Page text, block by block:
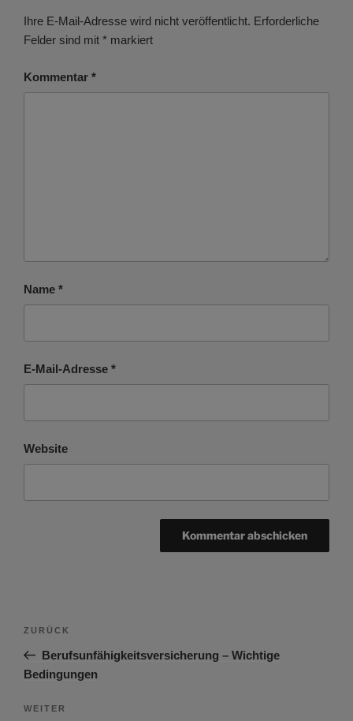
Ihre E-Mail-Adresse wird nicht veröffentlicht. Erforderliche
Felder sind mit * markiert
Kommentar *
Name *
E-Mail-Adresse *
Website
Beitragsnavigation
Vorheriger
Beitrag
ZURÜCK
Berufsunfähigkeitsversicherung – Wichtige
Bedingungen
Nächster
WEITER